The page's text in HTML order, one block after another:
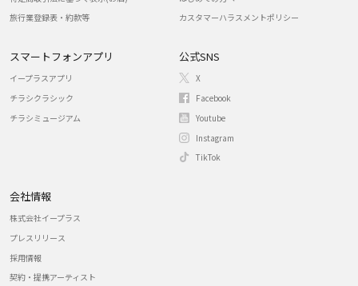
旅行業登録表・約款等
カスタマーハラスメントポリシー
スマートフォンアプリ
イープラスアプリ
チラシクラシック
チラシミュージアム
公式SNS
X
Facebook
Youtube
Instagram
TikTok
会社情報
株式会社イープラス
プレスリリース
採用情報
契約・提携アーティスト